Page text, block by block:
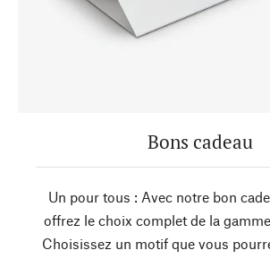
Bons cadeau
Un pour tous : Avec notre bon
offrez le choix complet de la
Choisissez un motif que vous